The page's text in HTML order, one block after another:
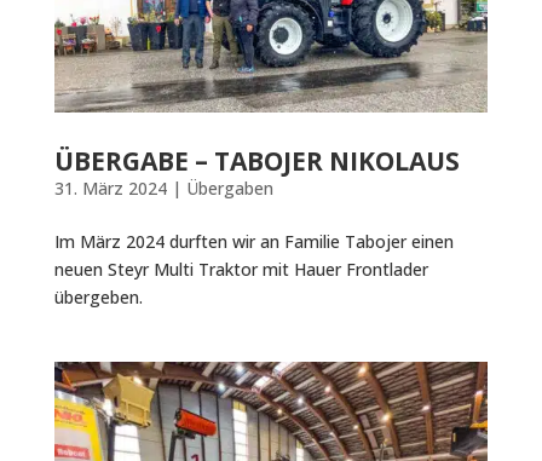
ÜBERGABE – TABOJER NIKOLAUS
31. März 2024| Übergaben
Im März 2024 durften wir an Familie Tabojer einen
neuen Steyr Multi Traktor mit Hauer Frontlader
übergeben.